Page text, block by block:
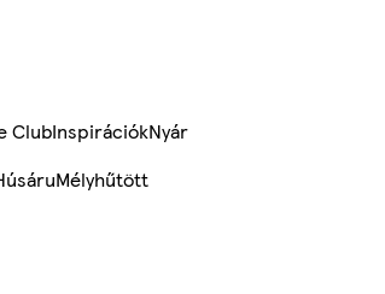
ClubInspirációkNyár
Mélyhűtött